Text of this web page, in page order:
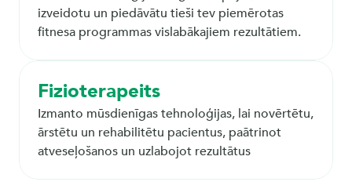
izveidotu un piedāvātu tieši tev piemērotas
fitnesa programmas vislabākajiem rezultātiem.
Fizioterapeits
Izmanto mūsdienīgas tehnoloģijas, lai novērtētu,
ārstētu un rehabilitētu pacientus, paātrinot
atveseļošanos un uzlabojot rezultātus